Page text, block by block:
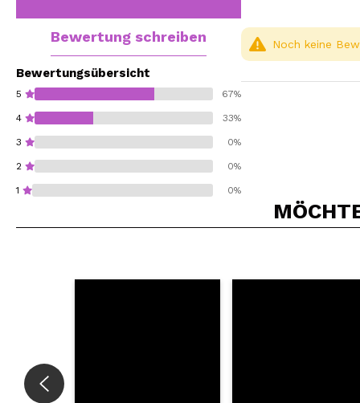
Bewertung schreiben
Bewertungsübersicht
5 67%
4 33%
3 0%
2 0%
1 0%
Noch keine